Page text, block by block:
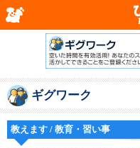
ギグワーク
教えます / 教育・習い事